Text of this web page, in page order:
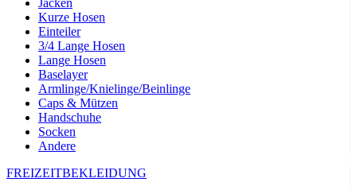
Jacken
Kurze Hosen
Einteiler
3/4 Lange Hosen
Lange Hosen
Baselayer
Armlinge/Knielinge/Beinlinge
Caps & Mützen
Handschuhe
Socken
Andere
FREIZEITBEKLEIDUNG